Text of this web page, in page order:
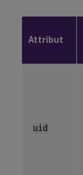
Attribut
uid